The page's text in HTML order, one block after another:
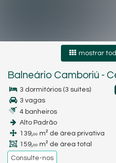
mostrar
Balneário Camboriú -
3 dormitórios (3 suítes)
3 vagas
4 banheiros
Alto Padrão
139,00 m² de área privativa
159,00 m² de área total
Consulte-nos